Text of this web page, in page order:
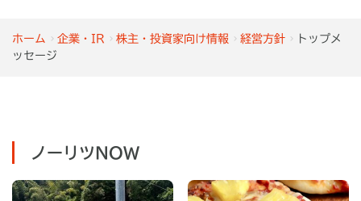
ホーム 企業・IR 株主・投資家向け情報 経営方針
トップメ
ッセージ
ノーリツNOW